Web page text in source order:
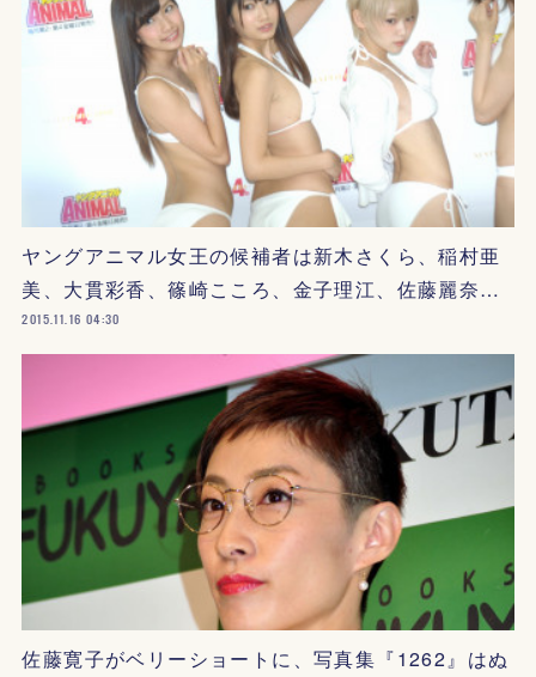
ヤングアニマル女王の候補者は新木さくら、稲村亜
美、大貫彩香、篠崎こころ、金子理江、佐藤麗奈…
2015.11.16 04:30
佐藤寛子がベリーショートに、写真集『1262』はぬ